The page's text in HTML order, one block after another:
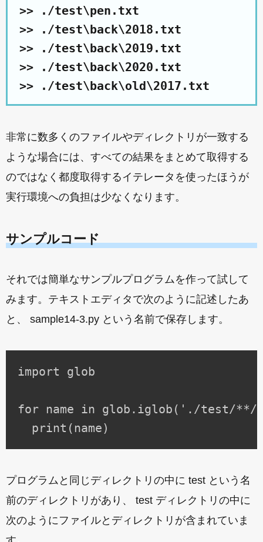
>> ./test\pen.txt
>> ./test\back\2018.txt
>> ./test\back\2019.txt
>> ./test\back\2020.txt
>> ./test\back\old\2017.txt
非常に数多くのファイルやディレクトリが一致する
ような場合には、すべての結果をまとめて取得する
のではなく都度取得するイテレータを使ったほうが
実行環境への負担は少なくなります。
サンプルコード
それでは簡単なサンプルプログラムを作って試して
みます。テキストエディタで次のように記述したあ
と、 sample14-3.py という名前で保存します。
import glob
for name in glob.iglob('./test/**/
プログラムと同じディレクトリの中に test という名
前のディレクトリがあり、 test ディレクトリの中に
次のようにファイルとディレクトリが含まれていま